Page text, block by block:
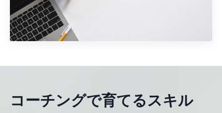
コーチングで育てるスキル